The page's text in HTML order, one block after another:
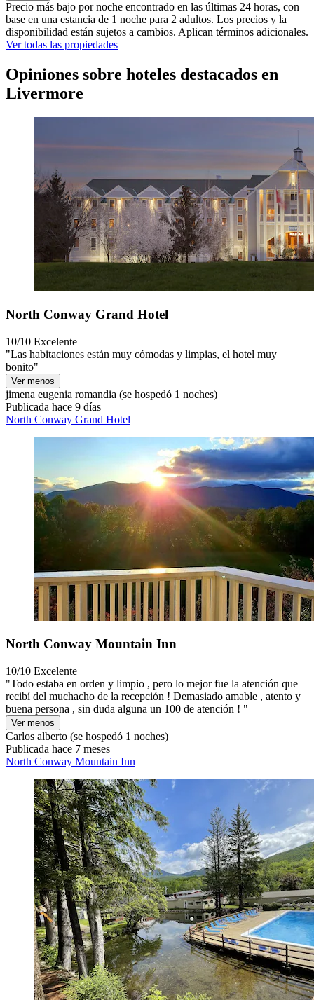
Precio más bajo por noche encontrado en las últimas 24 horas, con
base en una estancia de 1 noche para 2 adultos. Los precios y la
disponibilidad están sujetos a cambios. Aplican términos adicionales.
Ver todas las propiedades
Opiniones sobre hoteles destacados en
Livermore
North Conway Grand Hotel
10/10 Excelente
"Las habitaciones están muy cómodas y limpias, el hotel muy
bonito"
Ver menos
jimena eugenia romandia (se hospedó 1 noches)
Publicada hace 9 días
North Conway Grand Hotel
North Conway Mountain Inn
10/10 Excelente
"Todo estaba en orden y limpio , pero lo mejor fue la atención que
recibí del muchacho de la recepción ! Demasiado amable , atento y
buena persona , sin duda alguna un 100 de atención ! "
Ver menos
Carlos alberto (se hospedó 1 noches)
Publicada hace 7 meses
North Conway Mountain Inn